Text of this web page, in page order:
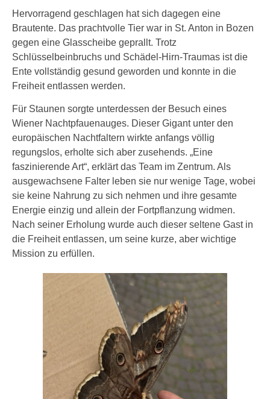
Hervorragend geschlagen hat sich dagegen eine
Brautente. Das prachtvolle Tier war in St. Anton in Bozen
gegen eine Glasscheibe geprallt. Trotz
Schlüsselbeinbruchs und Schädel-Hirn-Traumas ist die
Ente vollständig gesund geworden und konnte in die
Freiheit entlassen werden.
Für Staunen sorgte unterdessen der Besuch eines
Wiener Nachtpfauenauges. Dieser Gigant unter den
europäischen Nachtfaltern wirkte anfangs völlig
regungslos, erholte sich aber zusehends. „Eine
faszinierende Art“, erklärt das Team im Zentrum. Als
ausgewachsene Falter leben sie nur wenige Tage, wobei
sie keine Nahrung zu sich nehmen und ihre gesamte
Energie einzig und allein der Fortpflanzung widmen.
Nach seiner Erholung wurde auch dieser seltene Gast in
die Freiheit entlassen, um seine kurze, aber wichtige
Mission zu erfüllen.